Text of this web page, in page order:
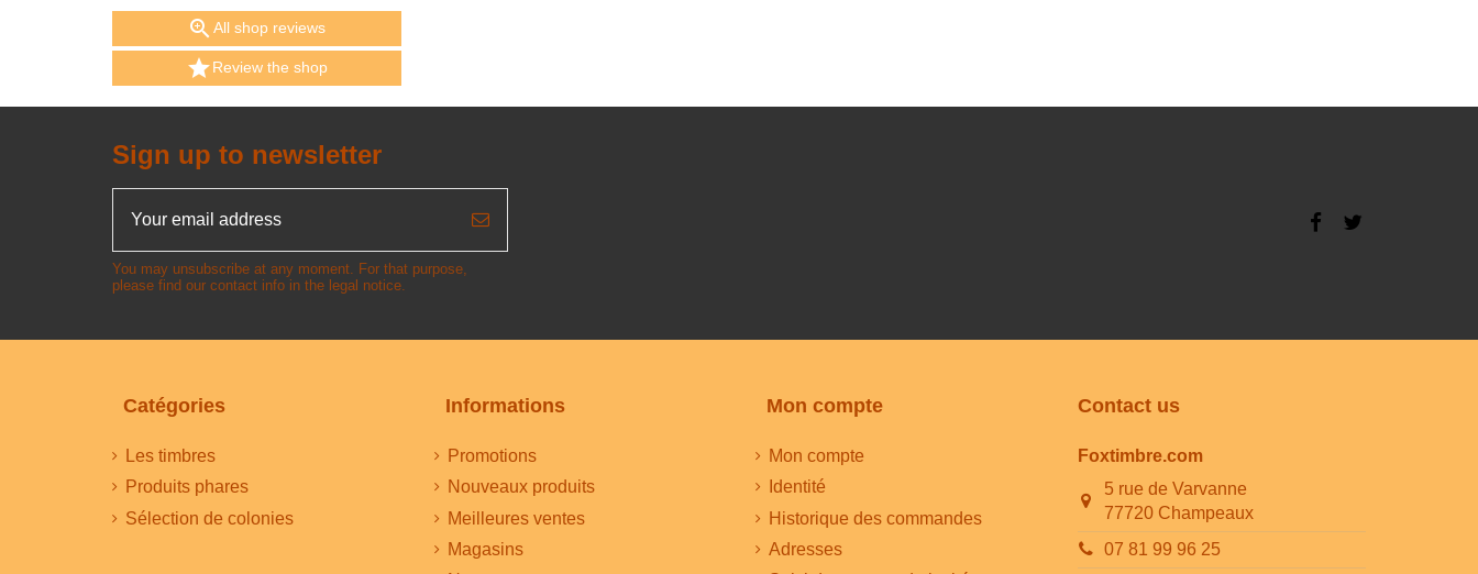
All shop reviews
Review the shop
Sign up to newsletter
You may unsubscribe at any moment. For that purpose,
please find our contact info in the legal notice.
Catégories
Les timbres
Produits phares
Sélection de colonies
Informations
Promotions
Nouveaux produits
Meilleures ventes
Magasins
Mon compte
Mon compte
Identité
Historique des commandes
Adresses
Contact us
Foxtimbre.com
5 rue de Varvanne
77720 Champeaux
07 81 99 96 25